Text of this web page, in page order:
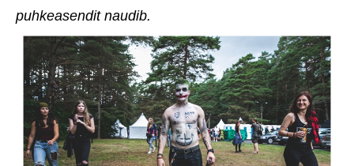
puhkeasendit naudib.